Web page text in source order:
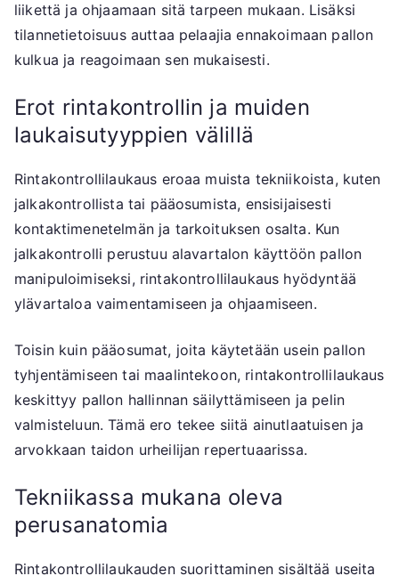
liikettä ja ohjaamaan sitä tarpeen mukaan. Lisäksi
tilannetietoisuus auttaa pelaajia ennakoimaan pallon
kulkua ja reagoimaan sen mukaisesti.
Erot rintakontrollin ja muiden
laukaisutyyppien välillä
Rintakontrollilaukaus eroaa muista tekniikoista, kuten
jalkakontrollista tai pääosumista, ensisijaisesti
kontaktimenetelmän ja tarkoituksen osalta. Kun
jalkakontrolli perustuu alavartalon käyttöön pallon
manipuloimiseksi, rintakontrollilaukaus hyödyntää
ylävartaloa vaimentamiseen ja ohjaamiseen.
Toisin kuin pääosumat, joita käytetään usein pallon
tyhjentämiseen tai maalintekoon, rintakontrollilaukaus
keskittyy pallon hallinnan säilyttämiseen ja pelin
valmisteluun. Tämä ero tekee siitä ainutlaatuisen ja
arvokkaan taidon urheilijan repertuaarissa.
Tekniikassa mukana oleva
perusanatomia
Rintakontrollilaukauden suorittaminen sisältää useita